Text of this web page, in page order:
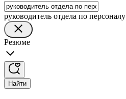
руководитель отдела по персоналу
Резюме
Найти